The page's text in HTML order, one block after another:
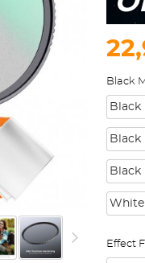
Black
Black
Black
Black
Effect